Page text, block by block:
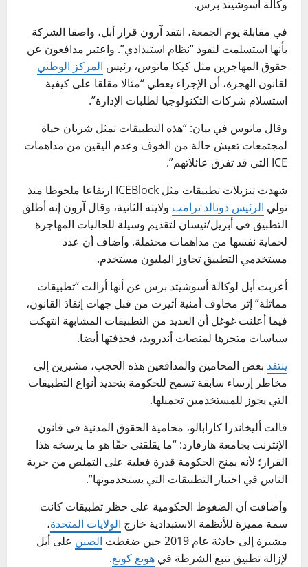
وكالة أسوشيتد برس.
في مقابلة يوم الجمعة، انتقد آرون قرار أبل، واصفا الشركة
بأنها استسلمت لنفوذ “نظام استبدادي”. واعتبر مدافعون عن
حقوق المهاجرين مثل كيكا ماتوس، رئيس المركز الوطني
لقانون الهجرة، أن الإجراء يعطي “مثالا مقلقا على كيفية
استسلام شركات التكنولوجيا لطلبات الإدارة”.
وقال ماتوس في بيان: “هذه التطبيقات تمثل شريان حياة
لمجتمعات تعيش حالة من الخوف وعدم اليقين من مداهمات
ICE التي قد تفرق عائلاتهم”.
شهدت تنزيلات تطبيقات مثل ICEBlock ارتفاعا ملحوظا منذ
تولي الرئيس دونالد ترامب ولايته الثانية، وقال آرون إنه أطلق
التطبيق في أبريل/نيسان لتقديم وسيلة للجاليات المهاجرة
لحماية نفسها من مداهمات محتملة. وأضاف أن عدد
مستخدمي التطبيق تجاوز المليون مستخدم.
أعربت أبل لوكالة أسوشيتد برس عن أنها أزالت “تطبيقات
مماثلة” إثر مخاوف أمنية أثيرت من قبل جهات إنفاذ القانون،
فيما أعلنت غوغل أن العديد من التطبيقات المشابهة انتهكت
سياسات متجرها لمنصات أندرويد، فحذفتها أيضا.
ينتقد بعض المحامين والمدافعين هذه الحجب، مشيرين إلى
مخاطر إرساء سابقة تسمح للحكومة بتحديد أنواع التطبيقات
التي يجوز للمستخدمين تحميلها.
قالت أليخاندرا كارابالو، محامية الحقوق المدنية في قانون
الإنترنت بجامعة هارفارد: “ما يقلقني حقًا هو ما يرسخه هذا
القرار؛ لأنه يمنح الحكومة قدرة فعلية على التملص من حرية
الناس في اختيار التطبيقات التي يستخدمونها”.
وأضافت أن الضغوط الحكومية على حظر تطبيقات كانت
سمة مميزة للأنظمة الاستبدادية خارج الولايات المتحدة،
مشيرة إلى حادثة عام 2019 حين ضغطت
الصين على أبل
لإزالة تطبيق تتبع الشرطة في هونغ كونغ.